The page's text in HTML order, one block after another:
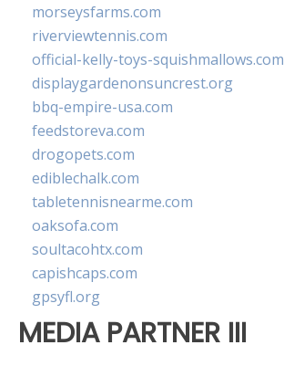
morseysfarms.com
riverviewtennis.com
official-kelly-toys-squishmallows.com
displaygardenonsuncrest.org
bbq-empire-usa.com
feedstoreva.com
drogopets.com
ediblechalk.com
tabletennisnearme.com
oaksofa.com
soultacohtx.com
capishcaps.com
gpsyfl.org
MEDIA PARTNER III